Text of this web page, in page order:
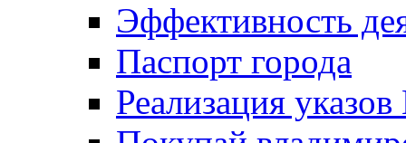
Эффективность
Паспорт города
Реализация